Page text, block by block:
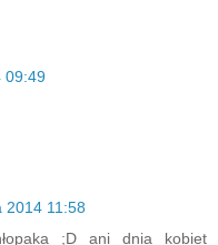
09:49
2014 11:58
;D ani dnia kobiet